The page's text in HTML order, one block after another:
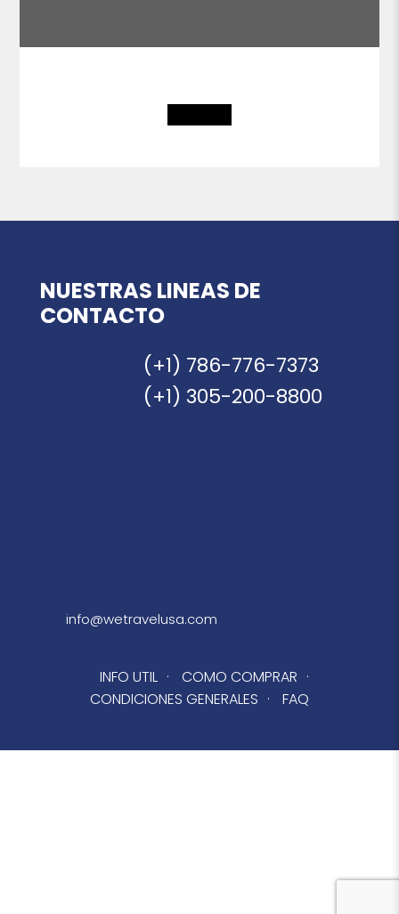
NUESTRAS LINEAS DE
CONTACTO
(+1) 786-776-7373
(+1) 305-200-8800
info@wetravelusa.com
INFO UTIL · COMO COMPRAR ·
CONDICIONES GENERALES · FAQ